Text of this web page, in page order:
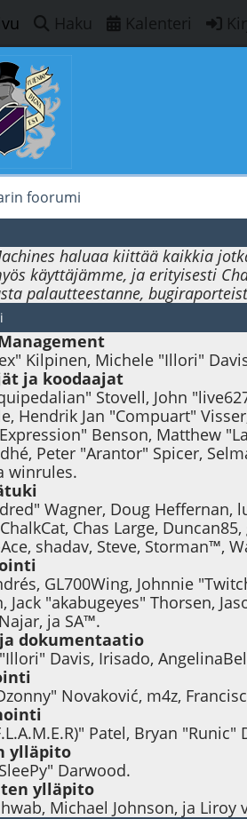
Haku Kalenteri
foorumi
haluaa kiittää kaikkia
käyttäjämme, ja erityisesti
palautteestanne,
Kilpinen, Michele "Illori"
ja koodaajat
Stovell, John
Hendrik Jan "Compuart"
Benson, Matthew
Peter "Arantor" Spicer,
winrules.
Wagner, Doug Heffernan,
Chas Large,
Ace, shadav, Steve, Storman™,
GL700Wing, Johnnie
Jack "akabugeyes" Thorsen,
ja SA™.
dokumentaatio
Davis, Irisado,
Novaković, m4z,
Patel, Bryan
ylläpito
Darwood.
ylläpito
Michael Johnson, ja Liroy